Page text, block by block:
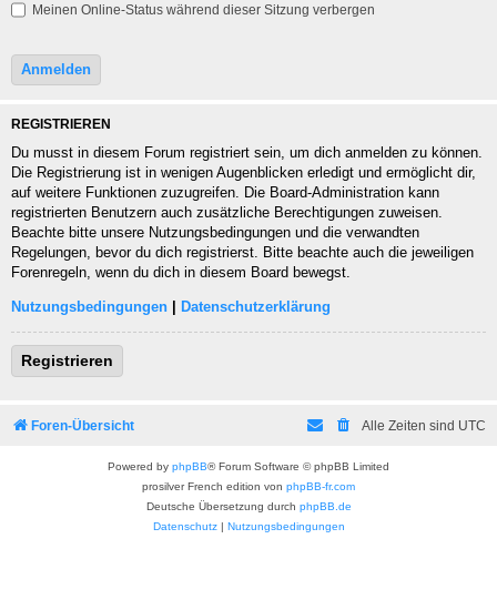
Meinen Online-Status während dieser Sitzung verbergen
REGISTRIEREN
Du musst in diesem Forum registriert sein, um dich anmelden zu können.
Die Registrierung ist in wenigen Augenblicken erledigt und ermöglicht dir,
auf weitere Funktionen zuzugreifen. Die Board-Administration kann
registrierten Benutzern auch zusätzliche Berechtigungen zuweisen.
Beachte bitte unsere Nutzungsbedingungen und die verwandten
Regelungen, bevor du dich registrierst. Bitte beachte auch die jeweiligen
Forenregeln, wenn du dich in diesem Board bewegst.
Nutzungsbedingungen Datenschutzerklärung
Registrieren
Foren-Übersicht Alle Zeiten sind UTC
Powered by phpBB® Forum Software © phpBB Limited
prosilver French edition von phpBB-fr.com
Deutsche Übersetzung durch phpBB.de
Datenschutz| Nutzungsbedingungen